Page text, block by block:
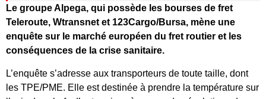
Le groupe Alpega, qui possède les bourses de fret
Teleroute, Wtransnet et 123Cargo/Bursa, mène une
enquête sur le marché européen du fret routier et les
conséquences de la crise sanitaire.
L’enquête s’adresse aux transporteurs de toute taille, dont
les TPE/PME. Elle est destinée à prendre la température sur